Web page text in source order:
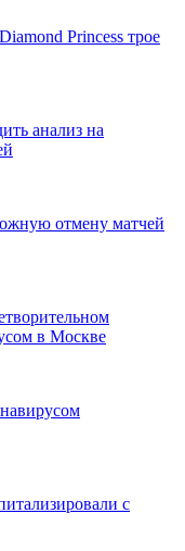
Princess трое
анализ на
отмену матчей
в Москве
с